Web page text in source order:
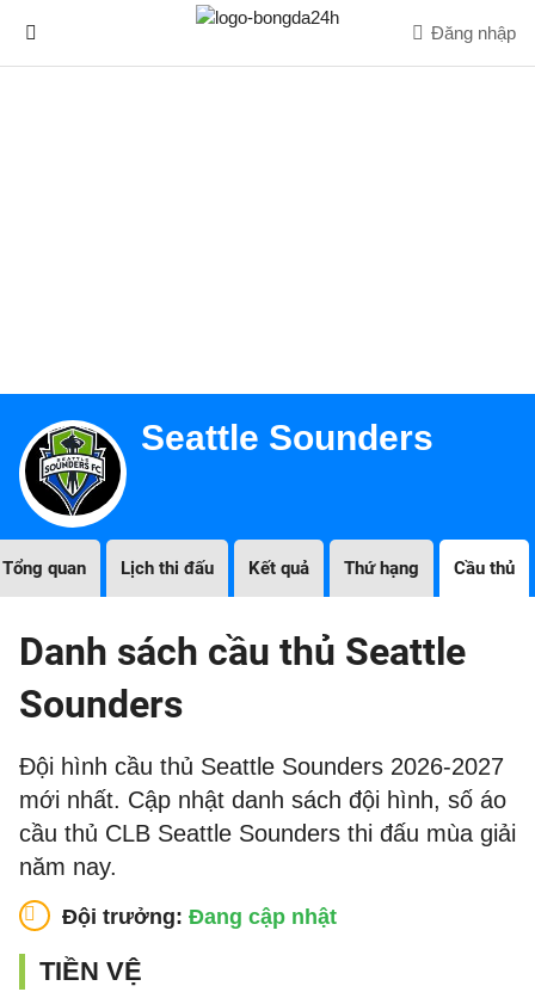
Đăng nhập
Seattle Sounders
Tổng quan Lịch thi đấu Kết quả Thứ hạng Cầu thủ
Danh sách cầu thủ Seattle
Sounders
Đội hình cầu thủ Seattle Sounders 2026-2027
mới nhất. Cập nhật danh sách đội hình, số áo
cầu thủ CLB Seattle Sounders thi đấu mùa giải
năm nay.
Đội trưởng: Đang cập nhật
TIỀN VỆ